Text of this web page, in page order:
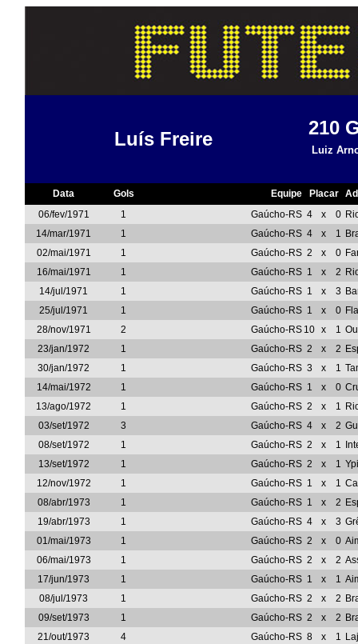
Luís Freire
210
Luiz
Data Gols Equipe Placar
06/fev/1971
1 Gaúcho-RS 4 x 0
14/mar/1971
1 Gaúcho-RS 4 x 1
02/mai/1971
1 Gaúcho-RS 2 x 0
16/mai/1971
1 Gaúcho-RS 1 x 2
14/jul/1971
1 Gaúcho-RS 1 x 3
25/jul/1971
1 Gaúcho-RS 1 x 0
28/nov/1971
2 Gaúcho-RS 10 x 1
23/jan/1972
1 Gaúcho-RS 2 x 2
30/jan/1972
1 Gaúcho-RS 3 x 1
14/mai/1972
1 Gaúcho-RS 1 x 0
13/ago/1972
1 Gaúcho-RS 2 x 1
03/set/1972
3 Gaúcho-RS 4 x 2
08/set/1972
1 Gaúcho-RS 2 x 1
13/set/1972
1 Gaúcho-RS 2 x 1
12/nov/1972
1 Gaúcho-RS 1 x 1
08/abr/1973
1 Gaúcho-RS 1 x 2
19/abr/1973
1 Gaúcho-RS 4 x 3
01/mai/1973
1 Gaúcho-RS 2 x 0
06/mai/1973
1 Gaúcho-RS 2 x 2
17/jun/1973
1 Gaúcho-RS 1 x 1
08/jul/1973
1 Gaúcho-RS 2 x 2
09/set/1973
1 Gaúcho-RS 2 x 2
21/out/1973
4 Gaúcho-RS 8 x 1